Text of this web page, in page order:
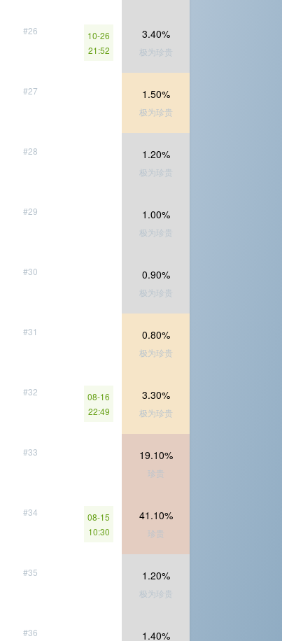
#26
10-26
21:52
3.40%
极为珍贵
#27 1.50%
极为珍贵
#28 1.20%
极为珍贵
#29 1.00%
极为珍贵
#30 0.90%
极为珍贵
#31 0.80%
极为珍贵
#32
08-16
22:49
3.30%
极为珍贵
#33 19.10%
珍贵
#34
08-15
10:30
41.10%
珍贵
#35 1.20%
极为珍贵
#36 1.40%